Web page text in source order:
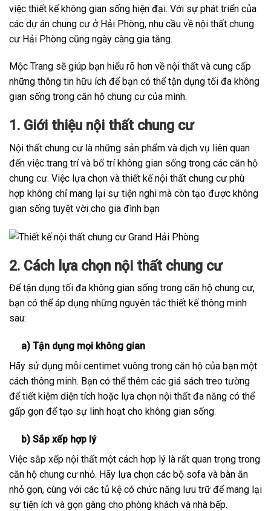
việc thiết kế không gian sống hiện đại. Với sự phát triển của
các dự án chung cư ở Hải Phòng, nhu cầu về nội thất chung
cư Hải Phòng cũng ngày càng gia tăng.
Mộc Trang sẽ giúp bạn hiểu rõ hơn về nội thất và cung cấp
những thông tin hữu ích để bạn có thể tận dụng tối đa không
gian sống trong căn hộ chung cư của mình.
1. Giới thiệu nội thất chung cư
Nội thất chung cư là những sản phẩm và dịch vụ liên quan
đến việc trang trí và bố trí không gian sống trong các căn hộ
chung cư. Việc lựa chọn và thiết kế nội thất chung cư phù
hợp không chỉ mang lại sự tiện nghi mà còn tạo được không
gian sống tuyệt vời cho gia đình bạn
2. Cách lựa chọn nội thất chung cư
Để tận dụng tối đa không gian sống trong căn hộ chung cư,
bạn có thể áp dụng những nguyên tắc thiết kế thông minh
sau:
a) Tận dụng mọi không gian
Hãy sử dụng mỗi centimet vuông trong căn hộ của bạn một
cách thông minh. Bạn có thể thêm các giá sách treo tường
để tiết kiệm diện tích hoặc lựa chọn nội thất đa năng có thể
gấp gọn để tạo sự linh hoạt cho không gian sống.
b) Sắp xếp hợp lý
Việc sắp xếp nội thất một cách hợp lý là rất quan trọng trong
căn hộ chung cư nhỏ. Hãy lựa chọn các bộ sofa và bàn ăn
nhỏ gọn, cùng với các tủ kệ có chức năng lưu trữ để mang lại
sự tiện ích và gọn gàng cho phòng khách và nhà bếp.